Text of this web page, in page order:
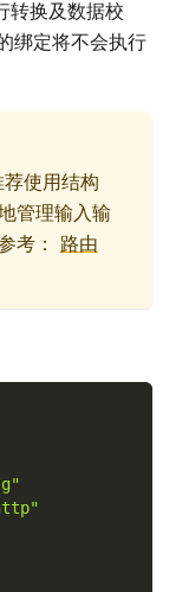
转换及数据校
绑定将不会执行
使用结构
管理输入输
考： 路由